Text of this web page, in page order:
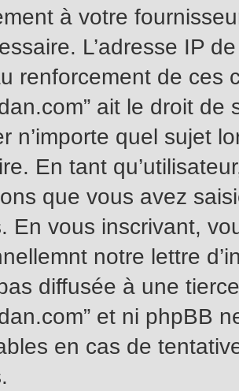
à votre
L’adresse IP
renforcement de
ait le droit de
n’importe quel sujet
En tant
que vous avez
En vous inscrivant,
notre lettre
diffusée à une
et ni phpBB
en cas de